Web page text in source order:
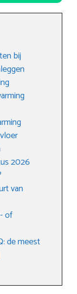
bij
2026
van
of
de meest